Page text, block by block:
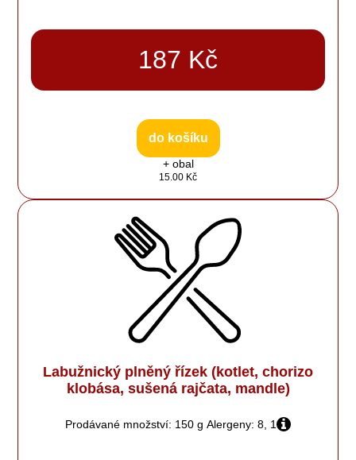
187 Kč
do košíku
+ obal
15.00 Kč
Labužnický plněný řízek (kotlet, chorizo
klobása, sušená rajčata, mandle)
Prodávané množství: 150 g Alergeny: 8, 1